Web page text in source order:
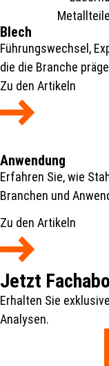
Blech
Führungswechsel,
die die Branche
Zu den Artikeln
Anwendung
Erfahren Sie, wie
Branchen und
Zu den Artikeln
Jetzt
Erhalten Sie
Analysen.